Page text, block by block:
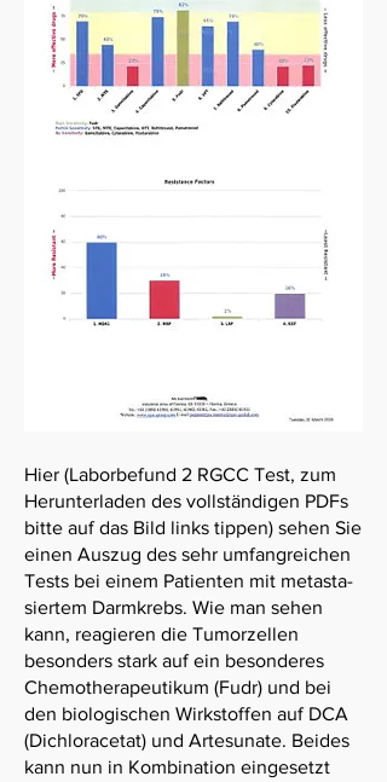
Hier (Laborbefund 2 RGCC Test, zum
Herunter­laden des voll­ständigen PDFs
bitte auf das Bild links tippen) sehen Sie
einen Auszug des sehr umfang­reichen
Tests bei einem Patienten mit metasta­
siertem Darmkrebs. Wie man sehen
kann, reagieren die Tumor­zellen
besonders stark auf ein besonderes
Chemo­therapeuti­kum (Fudr) und bei
den bio­logi­schen Wirk­stoffen auf DCA
(Dichloracetat) und Artesunate. Beides
kann nun in Kombination eingesetzt